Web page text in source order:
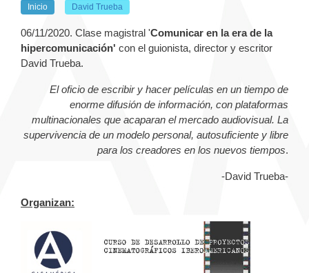
Inicio David Trueba
06/11/2020. Clase magistral 'Comunicar en la era de la
hipercomunicación' con el guionista, director y escritor
David Trueba.
El oficio de escribir y hacer películas en un tiempo de
enorme difusión de información, con plataformas
multinacionales que acaparan el mercado audiovisual. La
supervivencia de un modelo personal, autosuficiente y libre
para los creadores en los nuevos tiempos.
-David Trueba-
Organizan: